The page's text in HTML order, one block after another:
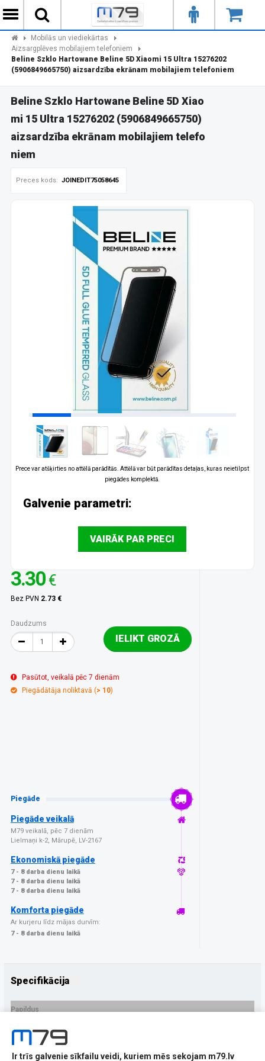
Mobilās un viediekārtas
Aizsargplēves mobilajiem telefoniem
Beline Szklo Hartowane Beline 5D Xiaomi 15 Ultra 15276202
(5906849665750) aizsardzība ekrānam mobilajiem telefoniem
Beline Szklo Hartowane Beline 5D Xiao
mi 15 Ultra 15276202 (5906849665750)
aizsardzība ekrānam mobilajiem telefo
niem
Preces kods: JOINEDIT75058645
Prece var atšķirties no attēlā parādītās. Attēlā var būt parādītas detaļas, kuras neietilpst
piegādes komplektā.
Galvenie parametri:
VAIRĀK PAR PRECI
3.30 €
Bez PVN 2.73 €
Daudzums
IELIKT GROZĀ
Pasūtot, veikalā pēc 7 dienām
Piegādātāja noliktavā (> 10)
Piegāde
Piegāde veikalā
M79 veikalā, pēc 7 dienām
Lielmaņi k-2, Mārupē, LV-2167
Ekonomiskā piegāde
7 - 8 darba dienu laikā
7 - 8 darba dienu laikā
7 - 8 darba dienu laikā
Komforta piegāde
Ar kurjeru līdz mājas durvīm:
7 - 8 darba dienu laikā
Specifikācija
Papildus
Ražotājs
PRECES APRAKSTS
Ir trīs galvenie sīkfailu veidi, kuriem mēs sekojam m79.lv